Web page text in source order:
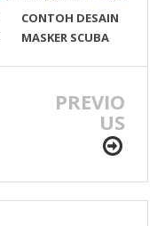
CONTOH DESAIN
MASKER SCUBA
PREVIO
US